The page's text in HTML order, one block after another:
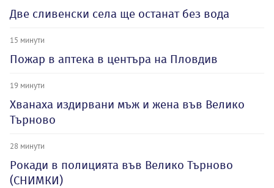
Две сливенски села ще останат без вода
15 минути
Пожар в аптека в центъра на Пловдив
19 минути
Хванаха издирвани мъж и жена във Велико
Търново
28 минути
Рокади в полицията във Велико Търново
(СНИМКИ)